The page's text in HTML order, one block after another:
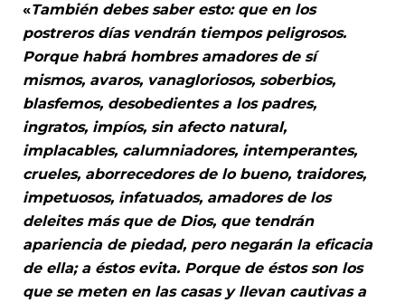
«También debes saber esto: que en los
postreros días vendrán tiempos peligrosos.
Porque habrá hombres amadores de sí
mismos, avaros, vanagloriosos, soberbios,
blasfemos, desobedientes a los padres,
ingratos, impíos, sin afecto natural,
implacables, calumniadores, intemperantes,
crueles, aborrecedores de lo bueno, traidores,
impetuosos, infatuados, amadores de los
deleites más que de Dios, que tendrán
apariencia de piedad, pero negarán la eficacia
de ella; a éstos evita. Porque de éstos son los
que se meten en las casas y llevan cautivas a